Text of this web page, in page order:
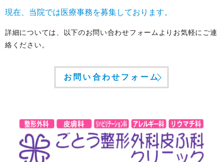
現在、当院では医療事務を募集しております。
詳細については、以下のお問い合わせフォームよりお気軽にご連
絡ください。
お問い合わせフォーム